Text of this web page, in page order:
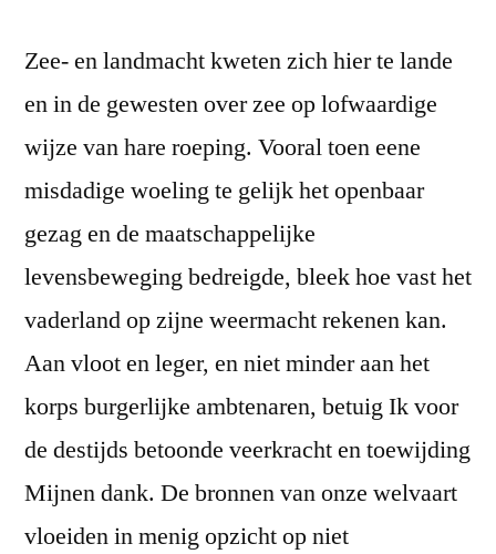
Zee- en landmacht kweten zich hier te lande
en in de gewesten over zee op lofwaardige
wijze van hare roeping. Vooral toen eene
misdadige woeling te gelijk het openbaar
gezag en de maatschappelijke
levensbeweging bedreigde, bleek hoe vast het
vaderland op zijne weermacht rekenen kan.
Aan vloot en leger, en niet minder aan het
korps burgerlijke ambtenaren, betuig Ik voor
de destijds betoonde veerkracht en toewijding
Mijnen dank. De bronnen van onze welvaart
vloeiden in menig opzicht op niet